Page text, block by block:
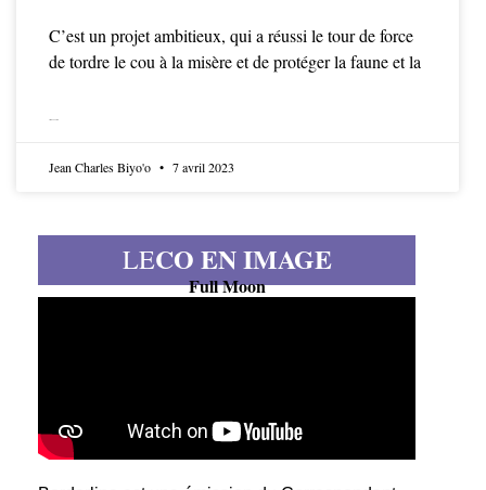
C’est un projet ambitieux, qui a réussi le tour de force
de tordre le cou à la misère et de protéger la faune et la
Jean Charles Biyo'o 7 avril 2023
LECO EN IMAGE
Full Moon